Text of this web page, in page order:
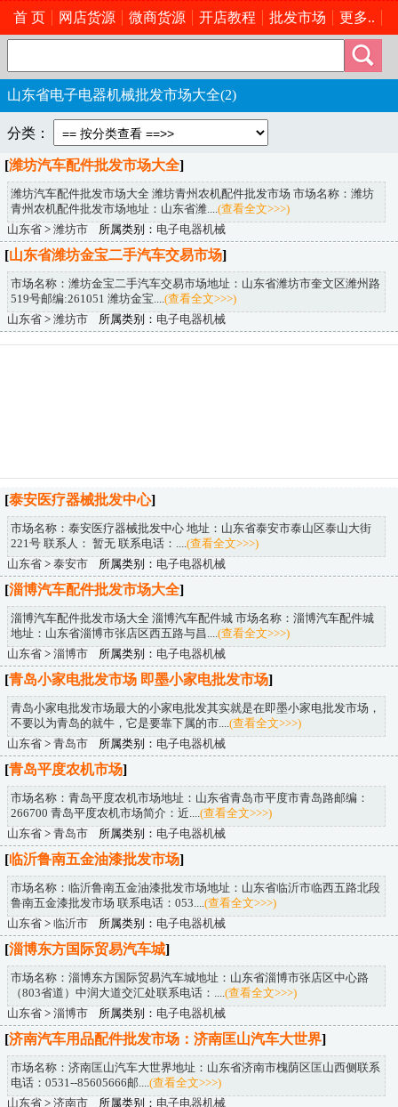
首 页 网店货源 微商货源 开店教程 批发市场 更多..
山东省电子电器机械批发市场大全(2)
分类：
[潍坊汽车配件批发市场大全]
潍坊汽车配件批发市场大全 潍坊青州农机配件批发市场 市场名称：潍坊
青州农机配件批发市场地址：山东省潍....(查看全文>>>)
山东省 > 潍坊市 所属类别： 电子电器机械
[山东省潍坊金宝二手汽车交易市场]
市场名称：潍坊金宝二手汽车交易市场地址：山东省潍坊市奎文区潍州路
519号邮编:261051 潍坊金宝....(查看全文>>>)
山东省 > 潍坊市 所属类别： 电子电器机械
[泰安医疗器械批发中心]
市场名称：泰安医疗器械批发中心 地址：山东省泰安市泰山区泰山大街
221号 联系人： 暂无 联系电话：.... (查看全文>>>)
山东省 > 泰安市 所属类别： 电子电器机械
[淄博汽车配件批发市场大全]
淄博汽车配件批发市场大全 淄博汽车配件城 市场名称：淄博汽车配件城
地址：山东省淄博市张店区西五路与昌.... (查看全文>>>)
山东省 > 淄博市 所属类别： 电子电器机械
[青岛小家电批发市场 即墨小家电批发市场]
青岛小家电批发市场最大的小家电批发其实就是在即墨小家电批发市场，
不要以为青岛的就牛，它是要靠下属的市.... (查看全文>>>)
山东省 > 青岛市 所属类别： 电子电器机械
[青岛平度农机市场]
市场名称：青岛平度农机市场地址：山东省青岛市平度市青岛路邮编：
266700 青岛平度农机市场简介：近.... (查看全文>>>)
山东省 > 青岛市 所属类别： 电子电器机械
[临沂鲁南五金油漆批发市场]
市场名称：临沂鲁南五金油漆批发市场地址：山东省临沂市临西五路北段
鲁南五金漆批发市场 联系电话：053.... (查看全文>>>)
山东省 > 临沂市 所属类别： 电子电器机械
[淄博东方国际贸易汽车城]
市场名称：淄博东方国际贸易汽车城地址：山东省淄博市张店区中心路
（803省道）中润大道交汇处联系电话：.... (查看全文>>>)
山东省 > 淄博市 所属类别： 电子电器机械
[济南汽车用品配件批发市场：济南匡山汽车大世界]
市场名称：济南匡山汽车大世界地址：山东省济南市槐荫区匡山西侧联系
电话：0531--85605666邮.... (查看全文>>>)
山东省 > 济南市 所属类别： 电子电器机械